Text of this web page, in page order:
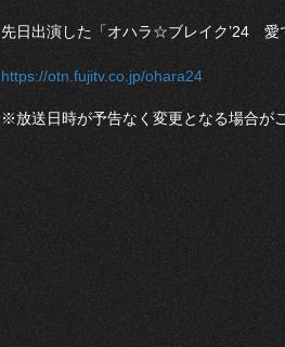
先日出演した「オハラ☆ブレイク’24 愛
https://otn.fujitv.co.jp/ohara24
※放送日時が予告なく変更となる場合が